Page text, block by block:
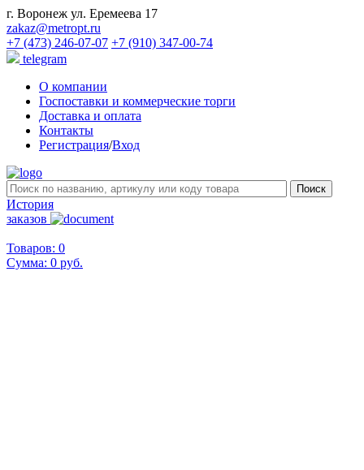
г. Воронеж ул. Еремеева 17
zakaz@metropt.ru
+7 (473) 246-07-07 +7 (910) 347-00-74
telegram
О компании
Госпоставки и коммерческие торги
Доставка и оплата
Контакты
Регистрация/Вход
История
заказов
Товаров: 0
Сумма: 0 руб.